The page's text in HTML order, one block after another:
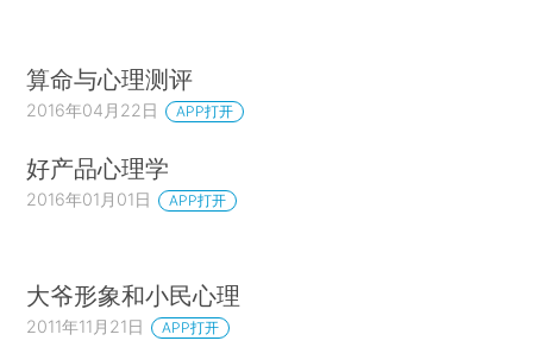
算命与心理测评
2016年04月22日 APP打开
好产品心理学
2016年01月01日 APP打开
大爷形象和小民心理
2011年11月21日 APP打开